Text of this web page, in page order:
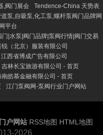
,阀门展会
Tendence-China 天势表
泵,自吸泵,化工泵,螺杆泵阀门品牌网
平台
门|水泵|阀门品牌|泵阀行情|阀门交易
锐（北京）服装有限公司
江西省博成广告有限公司
吉林长宝旅游有限公司 - 首页
南皓慕金融有限公司 - 首页
江门泵阀网-泵阀行业门户网站
户网站 RSS地图 HTML地图
2026